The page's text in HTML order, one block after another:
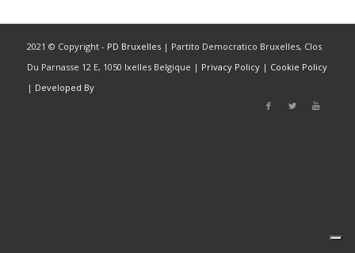
2021 © Copyright - PD Bruxelles| Partito Democratico Bruxelles, Clos
Du Parnasse 12 E, 1050 Ixelles Belgique | Privacy Policy| Cookie Policy
| Developed By